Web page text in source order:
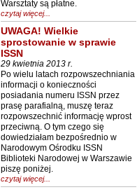
Warsztaty są płatne.
czytaj więcej...
UWAGA! Wielkie
sprostowanie w sprawie
ISSN
29 kwietnia 2013 r.
Po wielu latach rozpowszechniania
informacji o konieczności
posiadania numeru ISSN przez
prasę parafialną, muszę teraz
rozpowszechnić informację wprost
przeciwną. O tym czego się
dowiedziałam bezpośrednio w
Narodowym Ośrodku ISSN
Biblioteki Narodowej w Warszawie
piszę poniżej.
czytaj więcej...